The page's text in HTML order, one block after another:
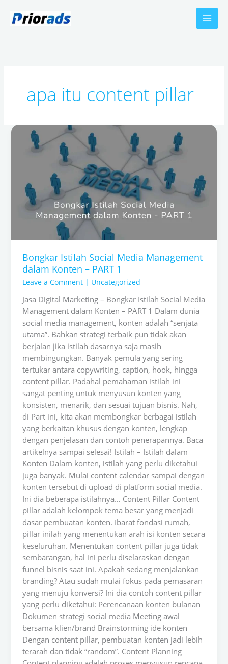
apa itu content pillar
Bongkar Istilah Social Media Management
dalam Konten – PART 1
Leave a Comment | Uncategorized
Jasa Digital Marketing – Bongkar Istilah Social Media
Management dalam Konten – PART 1 Dalam dunia
social media management, konten adalah “senjata
utama”. Bahkan strategi terbaik pun tidak akan
berjalan jika istilah dasarnya saja masih
membingungkan. Banyak pemula yang sering
tertukar antara copywriting, caption, hook, hingga
content pillar. Padahal pemahaman istilah ini
sangat penting untuk menyusun konten yang
konsisten, menarik, dan sesuai tujuan bisnis. Nah,
di Part ini, kita akan membongkar berbagai istilah
yang berkaitan khusus dengan konten, lengkap
dengan penjelasan dan contoh penerapannya. Baca
artikelnya sampai selesai! Istilah – Istilah dalam
Konten Dalam konten, istilah yang perlu diketahui
juga banyak. Mulai content calendar sampai dengan
konten tersebut di upload di platform social media.
Ini dia beberapa istilahnya… Content Pillar Content
pillar adalah kelompok tema besar yang menjadi
dasar pembuatan konten. Ibarat fondasi rumah,
pillar inilah yang menentukan arah isi konten secara
keseluruhan. Menentukan content pillar juga tidak
sembarangan, hal ini perlu diselaraskan dengan
funnel bisnis saat ini. Apakah sedang menjalankan
branding? Atau sudah mulai fokus pada pemasaran
yang menuju konversi? Ini dia contoh content pillar
yang perlu diketahui: Perencanaan konten bulanan
Dokumen strategi social media Meeting awal
bersama klien/brand Brainstorming ide konten
Dengan content pillar, pembuatan konten jadi lebih
terarah dan tidak “random”. Content Planning
Bongkar
Istilah
Social
Management
dalam
Konten
–